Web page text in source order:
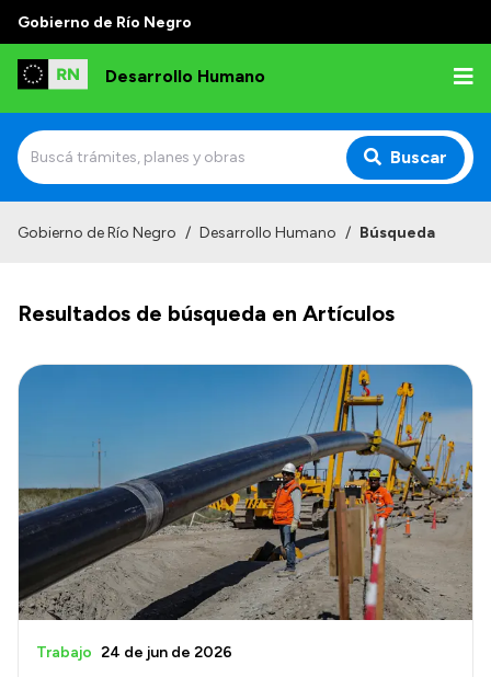
Gobierno de Río Negro
Desarrollo Humano
Buscar
Misión
Autoridades
Transparencia
Presupuesto
Boletín Oficial
Compras y licitaciones
Gobierno de Río Negro / Desarrollo Humano / Búsqueda
Resultados de búsqueda en Artículos
Trabajo 24 de jun de 2026